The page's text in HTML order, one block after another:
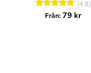
Betygsatt
(4.8)
Från:79 kr